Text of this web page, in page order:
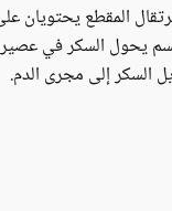
يحول السكر في
السكر إلى مجرى الدم.